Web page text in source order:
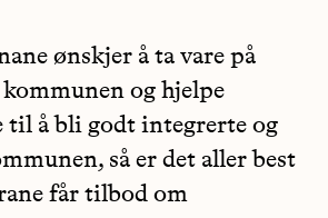
ønskjer å ta vare på
og hjelpe
til å bli godt integrerte og
så er det aller best
får tilbod om